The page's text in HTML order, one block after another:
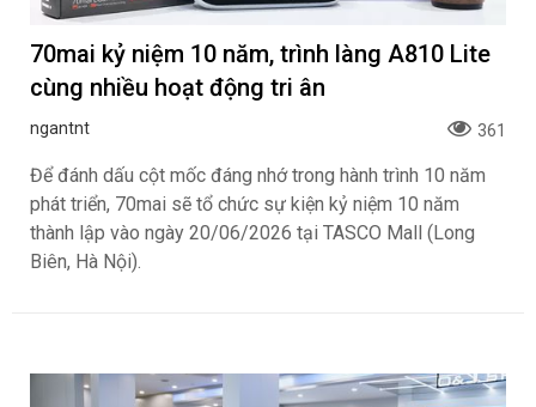
70mai kỷ niệm 10 năm, trình làng A810 Lite
cùng nhiều hoạt động tri ân
ngantnt 361
Để đánh dấu cột mốc đáng nhớ trong hành trình 10 năm
phát triển, 70mai sẽ tổ chức sự kiện kỷ niệm 10 năm
thành lập vào ngày 20/06/2026 tại TASCO Mall (Long
Biên, Hà Nội).